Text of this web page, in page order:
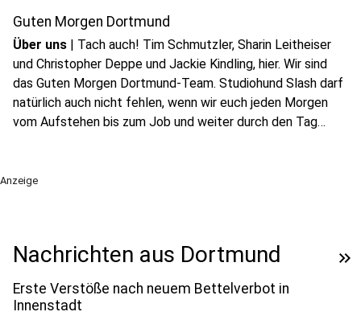
Guten Morgen Dortmund
Über uns | Tach auch! Tim Schmutzler, Sharin Leitheiser
und Christopher Deppe und Jackie Kindling, hier. Wir sind
das Guten Morgen Dortmund-Team. Studiohund Slash darf
natürlich auch nicht fehlen, wenn wir euch jeden Morgen
vom Aufstehen bis zum Job und weiter durch den Tag
Anzeige
Nachrichten aus Dortmund keyboard_double_arrow_right
Erste Verstöße nach neuem Bettelverbot in
Innenstadt